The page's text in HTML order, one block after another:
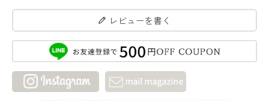
レビューを書く